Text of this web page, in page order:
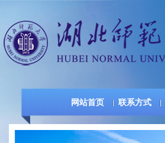
网站首页 联系方式